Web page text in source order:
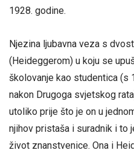
1928. godine.
Njezina ljubavna veza s
(Heideggerom) u koju se
školovanje kao studentica (s
nakon Drugoga svjetskog
utoliko prije što je on u
njihov pristaša i suradnik i to
život znanstvenice. Ona i